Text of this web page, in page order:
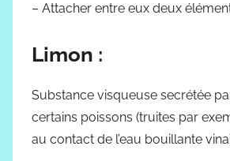
– Attacher entre eux deux
Limon :
Substance visqueuse secrétée
certains poissons (truites par
au contact de l’eau bouillante